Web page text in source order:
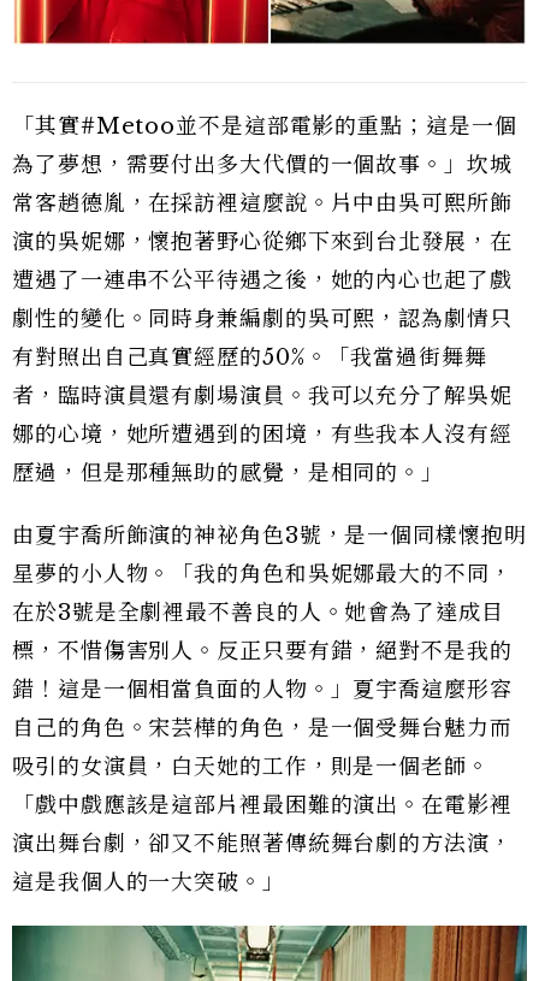
「其實#Metoo並不是這部電影的重點；這是一個
為了夢想，需要付出多大代價的一個故事。」坎城
常客趙德胤，在採訪裡這麼說。片中由吳可熙所飾
演的吳妮娜，懷抱著野心從鄉下來到台北發展，在
遭遇了一連串不公平待遇之後，她的內心也起了戲
劇性的變化。同時身兼編劇的吳可熙，認為劇情只
有對照出自己真實經歷的50%。「我當過街舞舞
者，臨時演員還有劇場演員。我可以充分了解吳妮
娜的心境，她所遭遇到的困境，有些我本人沒有經
歷過，但是那種無助的感覺，是相同的。」
由夏宇喬所飾演的神祕角色3號，是一個同樣懷抱明
星夢的小人物。「我的角色和吳妮娜最大的不同，
在於3號是全劇裡最不善良的人。她會為了達成目
標，不惜傷害別人。反正只要有錯，絕對不是我的
錯！這是一個相當負面的人物。」夏宇喬這麼形容
自己的角色。宋芸樺的角色，是一個受舞台魅力而
吸引的女演員，白天她的工作，則是一個老師。
「戲中戲應該是這部片裡最困難的演出。在電影裡
演出舞台劇，卻又不能照著傳統舞台劇的方法演，
這是我個人的一大突破。」